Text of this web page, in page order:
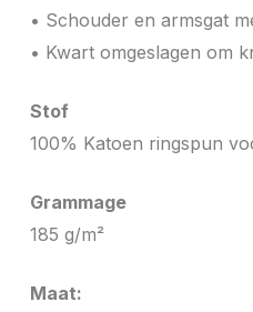
• Schouder en armsgat
• Kwart omgeslagen om
Stof
100% Katoen ringspun
Grammage
185 g/m²
Maat: